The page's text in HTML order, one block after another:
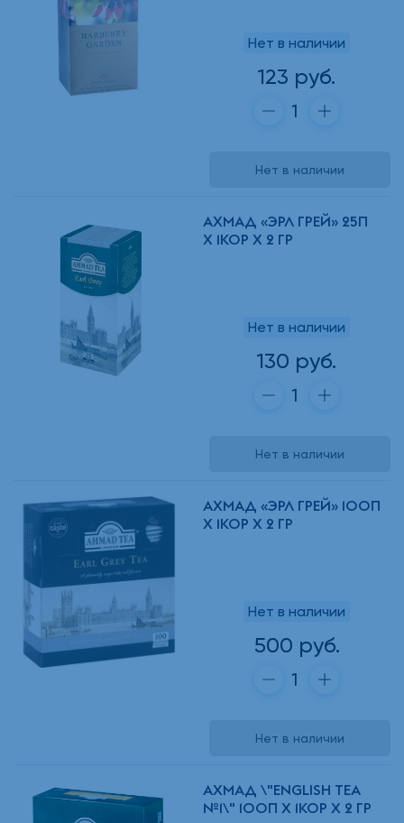
Нет в наличии
123 руб.
Нет в наличии
АХМАД «ЭРЛ ГРЕЙ» 25П
Х 1КОР Х 2 ГР
Нет в наличии
130 руб.
Нет в наличии
АХМАД «ЭРЛ ГРЕЙ» 100П
Х 1КОР Х 2 ГР
Нет в наличии
500 руб.
Нет в наличии
АХМАД \"ENGLISH TEA
№1\" 100П Х 1КОР Х 2 ГР